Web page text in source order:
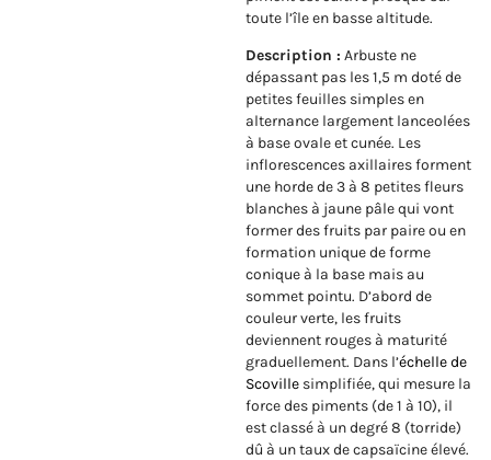
toute l’île en basse altitude.
Description : Arbuste ne
dépassant pas les 1,5 m doté de
petites feuilles simples en
alternance largement lanceolées
à base ovale et cunée. Les
inflorescences axillaires forment
une horde de 3 à 8 petites fleurs
blanches à jaune pâle qui vont
former des fruits par paire ou en
formation unique de forme
conique à la base mais au
sommet pointu. D’abord de
couleur verte, les fruits
deviennent rouges à maturité
graduellement. Dans l’échelle de
Scoville simplifiée, qui mesure la
force des piments (de 1 à 10), il
est classé à un degré 8 (torride)
dû à un taux de capsaïcine élevé.